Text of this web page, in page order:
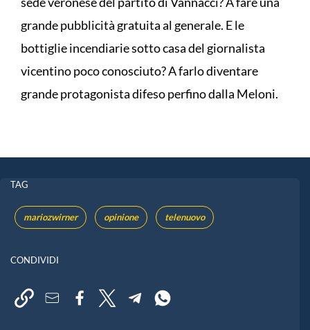
grande pubblicità gratuita al generale. E le
bottiglie incendiarie sotto casa del giornalista
vicentino poco conosciuto? A farlo diventare
grande protagonista difeso perfino dalla Meloni.
TAG
mariozwirner opinione telenuovo
CONDIVIDI